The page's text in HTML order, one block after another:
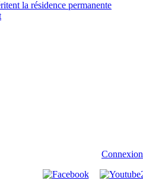
la résidence permanente
Connexion